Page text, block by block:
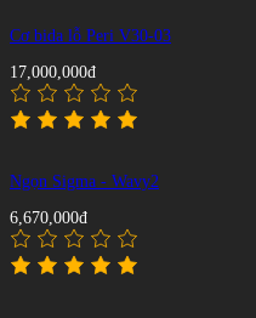
Cơ bida lỗ Peri V30-03
17,000,000đ
Ngọn Sigma - Wavy2
6,670,000đ